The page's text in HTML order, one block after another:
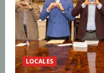
d
o
LOCALES